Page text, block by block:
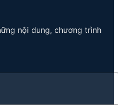
nội dung, chương trình